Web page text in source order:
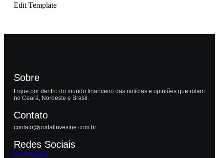
Edit Template
Sobre
Fique por dentro do mundo financeiro das notícias e opiniões que rolam
no Ceará, Nordeste e Brasil.
Contato
contato@portalinvestne.com.br
Redes Sociais
Facebook-f